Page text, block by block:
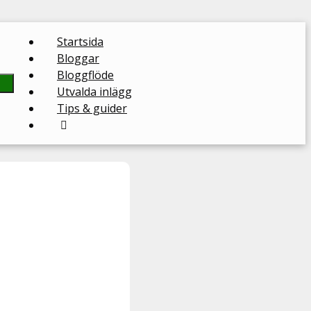
Startsida
Bloggar
Bloggflöde
Utvalda inlägg
Tips & guider